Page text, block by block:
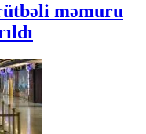
məmuru